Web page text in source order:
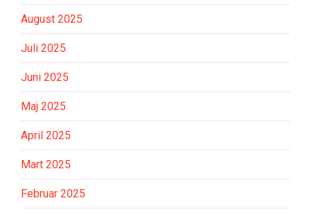
August 2025
Juli 2025
Juni 2025
Maj 2025
April 2025
Mart 2025
Februar 2025